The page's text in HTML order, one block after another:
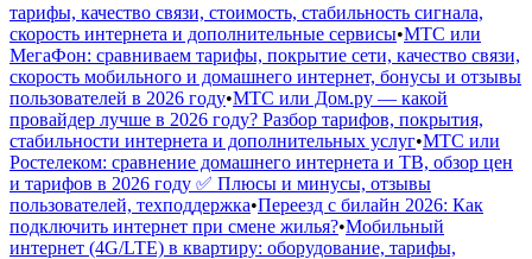
тарифы, качество связи, стоимость, стабильность сигнала,
скорость интернета и дополнительные сервисы•МТС или
МегаФон: сравниваем тарифы, покрытие сети, качество связи,
скорость мобильного и домашнего интернет, бонусы и отзывы
пользователей в 2026 году•МТС или Дом.ру — какой
провайдер лучше в 2026 году? Разбор тарифов, покрытия,
стабильности интернета и дополнительных услуг•МТС или
Ростелеком: сравнение домашнего интернета и ТВ, обзор цен
и тарифов в 2026 году ✅ Плюсы и минусы, отзывы
пользователей, техподдержка•Переезд с билайн 2026: Как
подключить интернет при смене жилья?•Мобильный
интернет (4G/LTE) в квартиру: оборудование, тарифы,